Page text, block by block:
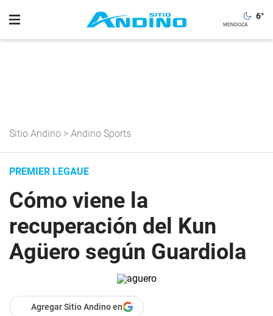
6°
Sitio Andino > Andino Sports
PREMIER LEGAUE
Cómo viene la
recuperación del Kun
Agüero según Guardiola
Agregar Sitio Andino en